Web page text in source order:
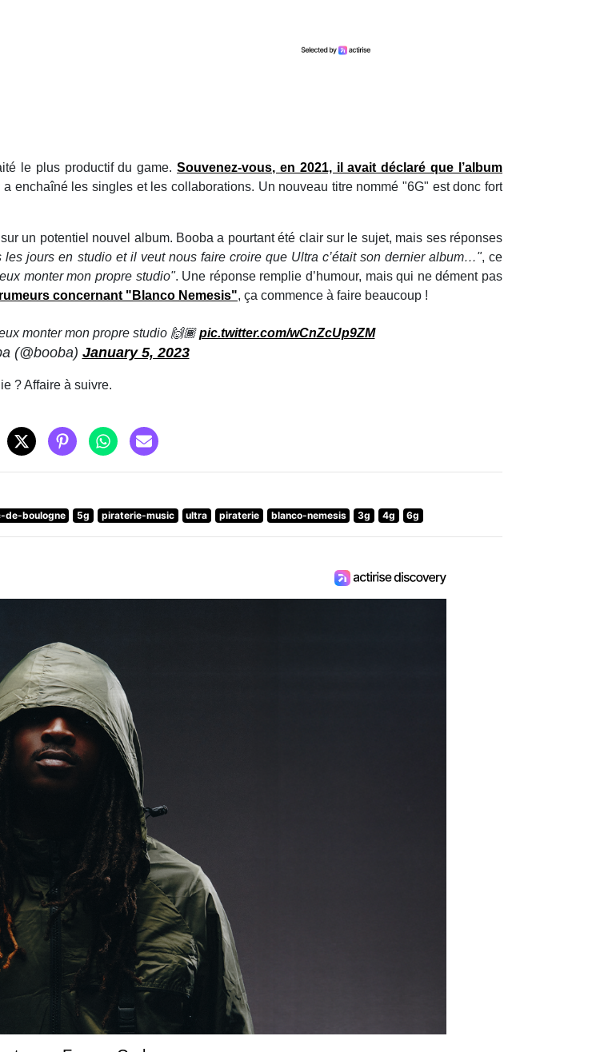
le plus productif du game.Souvenez-vous, en 2021, il avait déclaré que l’album
enchaîné les singles et les collaborations. Un nouveau titre nommé "6G" est donc fort
un potentiel nouvel album. Booba a pourtant été clair sur le sujet, mais ses réponses
les jours en studio et il veut nous faire croire que Ultra c’était son dernier album…", ce
monter mon propre studio". Une réponse remplie d’humour, mais qui ne dément pas
concernant "Blanco Nemesis", ça commence à faire beaucoup !
monter mon propre studio 🙌🏾pic.twitter.com/wCnZcUp9ZM
(@booba) January 5, 2023
? Affaire à suivre.
de-boulogne 5g piraterie-music ultra piraterie blanco-nemesis 3g 4g 6g